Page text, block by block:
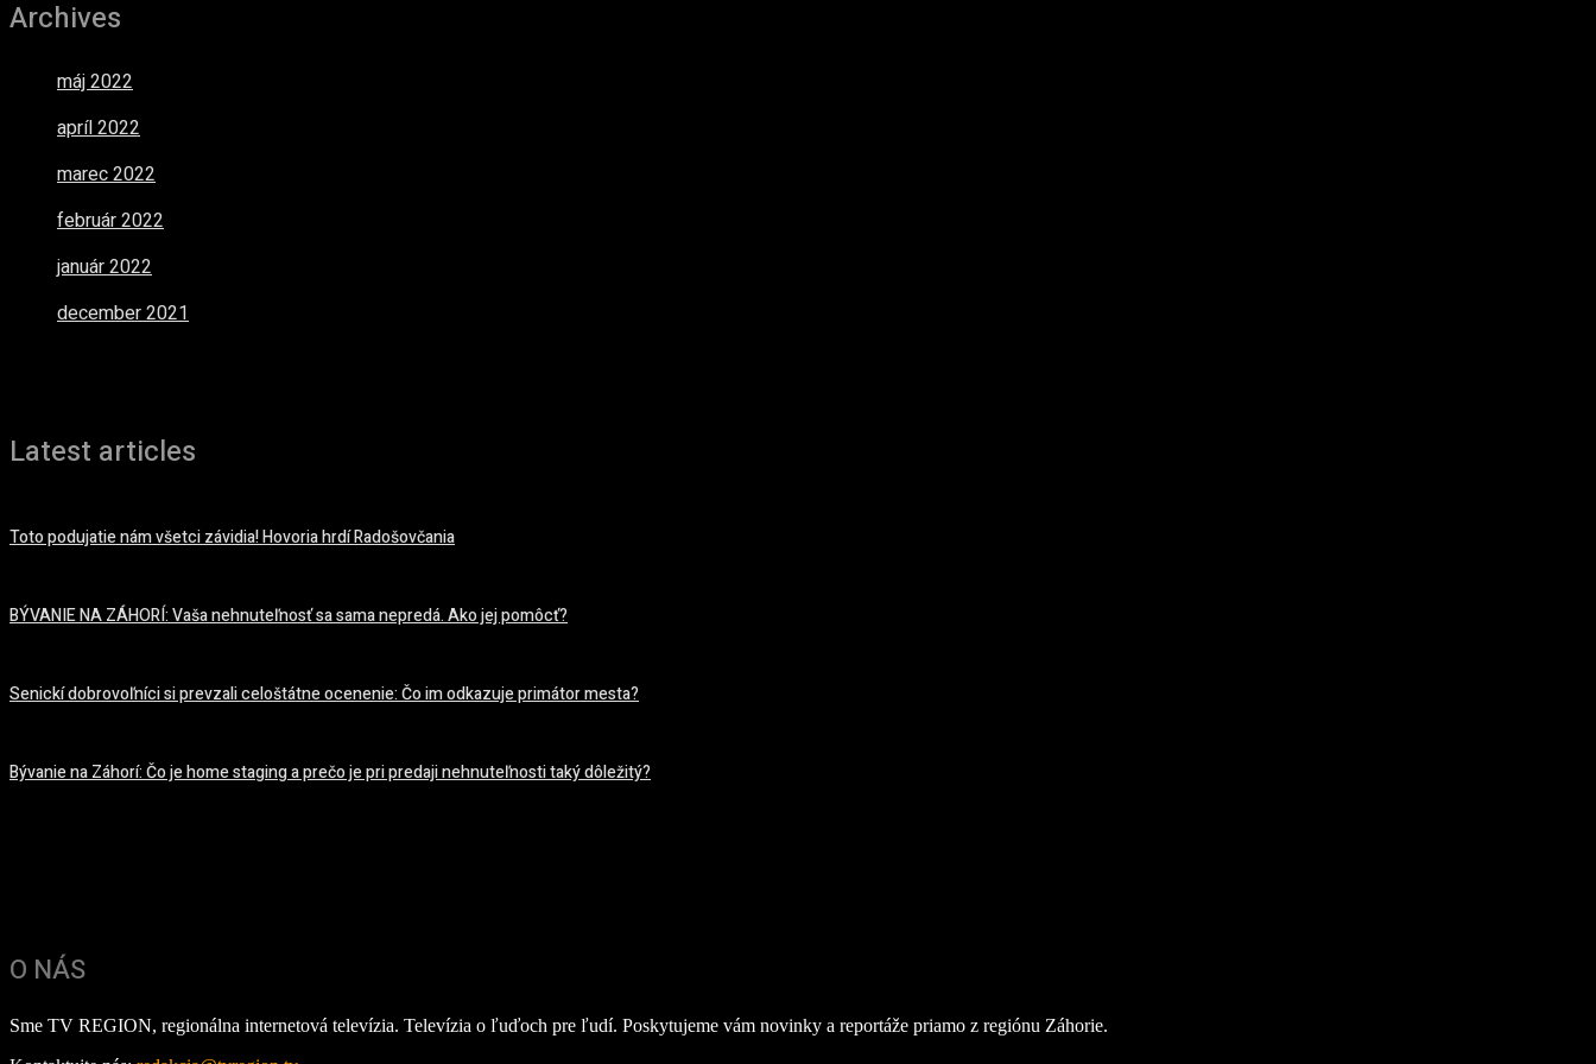
Archives
máj 2022
apríl 2022
marec 2022
február 2022
január 2022
december 2021
Latest articles
Toto podujatie nám všetci závidia! Hovoria hrdí Radošovčania
BÝVANIE NA ZÁHORÍ: Vaša nehnuteľnosť sa sama nepredá. Ako jej pomôcť?
Senickí dobrovoľníci si prevzali celoštátne ocenenie: Čo im odkazuje primátor mesta?
Bývanie na Záhorí: Čo je home staging a prečo je pri predaji nehnuteľnosti taký dôležitý?
O NÁS
Sme TV REGION, regionálna internetová televízia. Televízia o ľuďoch pre ľudí. Poskytujeme vám novinky a reportáže priamo z regiónu Záhorie.